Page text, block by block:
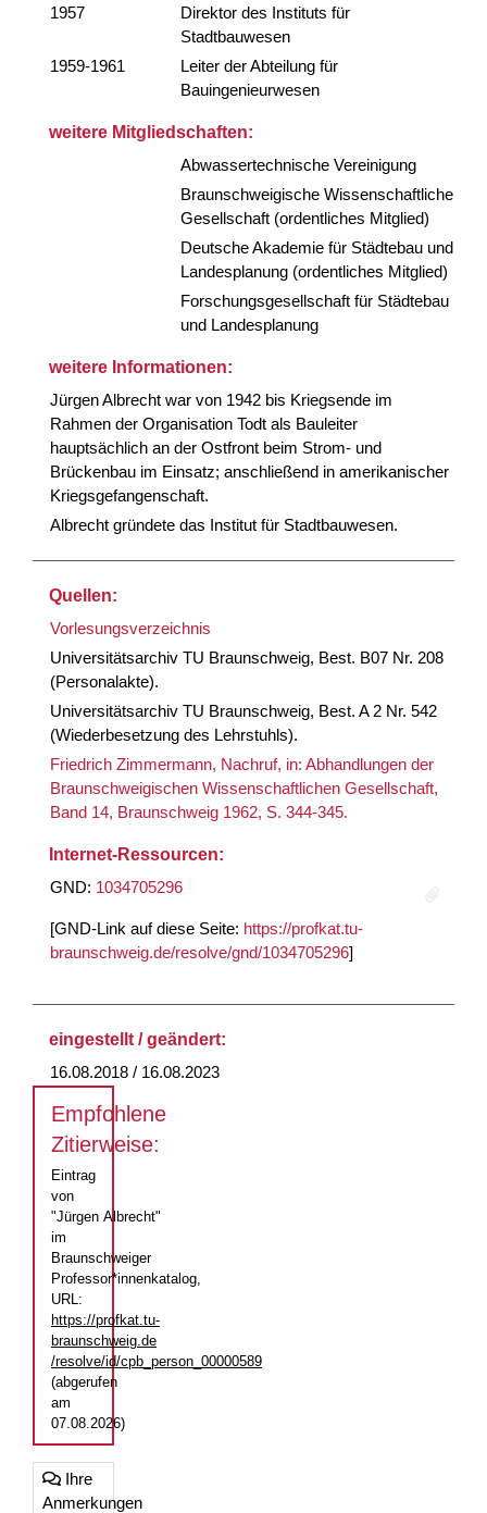
1957
Direktor des Instituts für
Stadtbauwesen
1959-1961
Leiter der Abteilung für
Bauingenieurwesen
weitere Mitgliedschaften:
Abwassertechnische Vereinigung
Braunschweigische Wissenschaftliche
Gesellschaft (ordentliches Mitglied)
Deutsche Akademie für Städtebau und
Landesplanung (ordentliches Mitglied)
Forschungsgesellschaft für Städtebau
und Landesplanung
weitere Informationen:
Jürgen Albrecht war von 1942 bis Kriegsende im
Rahmen der Organisation Todt als Bauleiter
hauptsächlich an der Ostfront beim Strom- und
Brückenbau im Einsatz; anschließend in amerikanischer
Kriegsgefangenschaft.
Albrecht gründete das Institut für Stadtbauwesen.
Quellen:
Vorlesungsverzeichnis
Universitätsarchiv TU Braunschweig, Best. B07 Nr. 208
(Personalakte).
Universitätsarchiv TU Braunschweig, Best. A 2 Nr. 542
(Wiederbesetzung des Lehrstuhls).
Friedrich Zimmermann, Nachruf, in: Abhandlungen der
Braunschweigischen Wissenschaftlichen Gesellschaft,
Band 14, Braunschweig 1962, S. 344-345.
Internet-Ressourcen:
GND: 1034705296
[GND-Link auf diese Seite: https://profkat.tu-
braunschweig.de/resolve/gnd/1034705296]
eingestellt / geändert:
16.08.2018 / 16.08.2023
Empfohlene
Zitierweise:
Eintrag
von
"Jürgen Albrecht"
im
Braunschweiger
Professor*innenkatalog,
URL:
https://profkat.tu-
braunschweig.de
/resolve/id/cpb_person_00000589
(abgerufen
am
07.08.2026)
Ihre
Anmerkungen